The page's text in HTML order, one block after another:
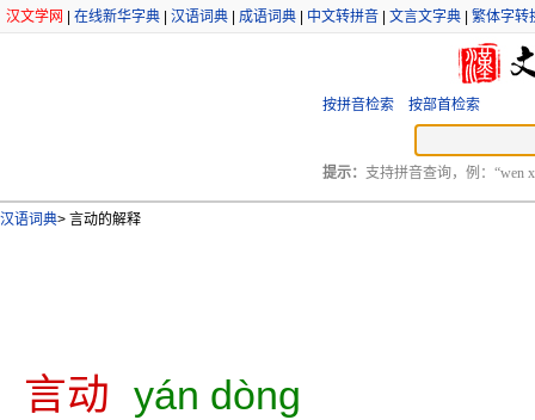
汉文学网 在线新华字典 汉语词典 成语词典 中文转拼音 文言文字典 繁体字转
按拼音检索 按部首检索
提示： 支持拼音查询，例：“wen
汉语词典> 言动的解释
言动 yán dòng